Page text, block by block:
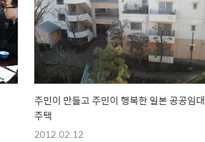
주민이 만들고 주민이 행복한 일본 공공임대
주택
2012.02.12